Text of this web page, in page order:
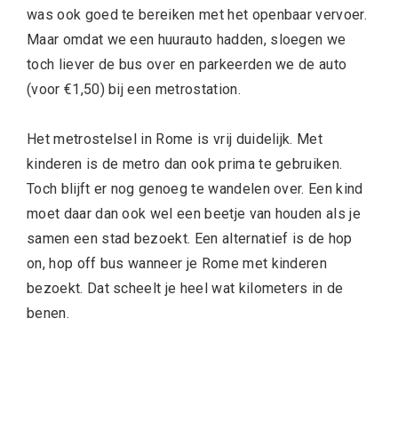
was ook goed te bereiken met het openbaar vervoer.
Maar omdat we een huurauto hadden, sloegen we
toch liever de bus over en parkeerden we de auto
(voor €1,50) bij een metrostation.
Het metrostelsel in Rome is vrij duidelijk. Met
kinderen is de metro dan ook prima te gebruiken.
Toch blijft er nog genoeg te wandelen over. Een kind
moet daar dan ook wel een beetje van houden als je
samen een stad bezoekt. Een alternatief is de hop
on, hop off bus wanneer je Rome met kinderen
bezoekt. Dat scheelt je heel wat kilometers in de
benen.